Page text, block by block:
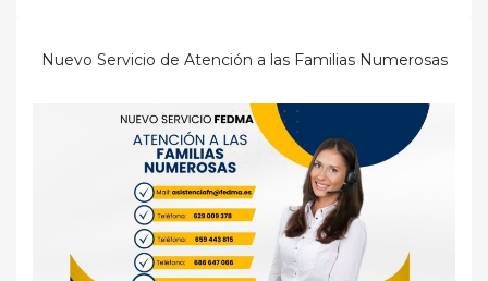
Nuevo Servicio de Atención a las Familias Numerosas